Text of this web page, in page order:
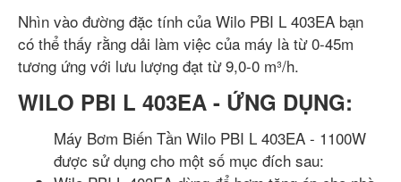
Nhìn vào đường đặc tính của Wilo PBI L 403EA bạn
có thể thấy rằng dải làm việc của máy là từ 0-45m
tương ứng với lưu lượng đạt từ 9,0-0 m³/h.
WILO PBI L 403EA - ỨNG DỤNG:
Máy Bơm Biến Tần Wilo PBI L 403EA - 1100W
được sử dụng cho một số mục đích sau: